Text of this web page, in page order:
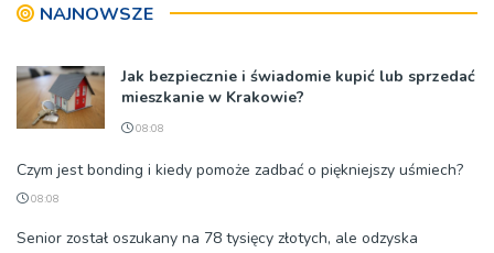
NAJNOWSZE
Jak bezpiecznie i świadomie kupić lub sprzedać
mieszkanie w Krakowie?
08:08
Czym jest bonding i kiedy pomoże zadbać o piękniejszy uśmiech?
08:08
Senior został oszukany na 78 tysięcy złotych, ale odzyska